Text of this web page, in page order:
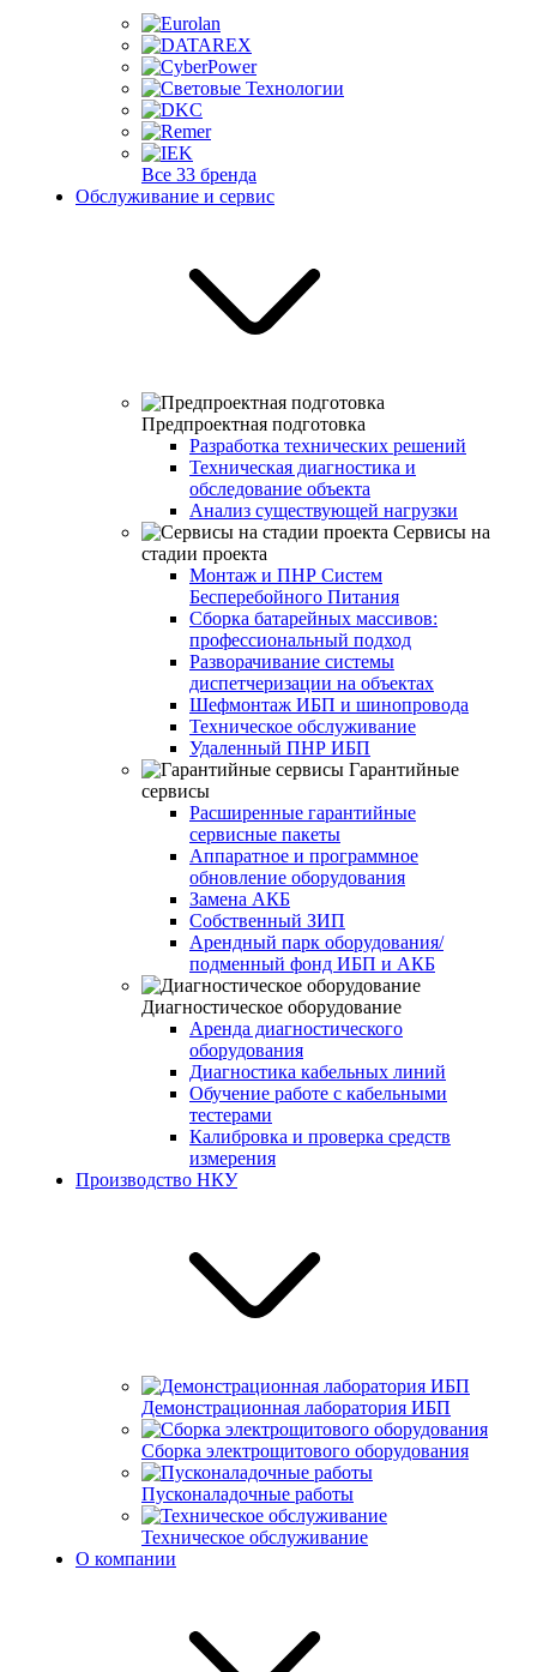
Все 33 бренда
Обслуживание и сервис
Предпроектная подготовка
Разработка технических решений
Техническая диагностика и
обследование объекта
Анализ существующей нагрузки
Сервисы на
стадии проекта
Монтаж и ПНР Систем
Бесперебойного Питания
Сборка батарейных массивов:
профессиональный подход
Разворачивание системы
диспетчеризации на объектах
Шефмонтаж ИБП и шинопровода
Техническое обслуживание
Удаленный ПНР ИБП
Гарантийные
сервисы
Расширенные гарантийные
сервисные пакеты
Аппаратное и программное
обновление оборудования
Замена АКБ
Собственный ЗИП
Арендный парк оборудования/
подменный фонд ИБП и АКБ
Диагностическое оборудование
Аренда диагностического
оборудования
Диагностика кабельных линий
Обучение работе с кабельными
тестерами
Калибровка и проверка средств
измерения
Производство НКУ
Демонстрационная лаборатория ИБП
Сборка электрощитового оборудования
Пусконаладочные работы
Техническое обслуживание
О компании